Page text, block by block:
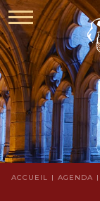
ACCUEIL AGENDA